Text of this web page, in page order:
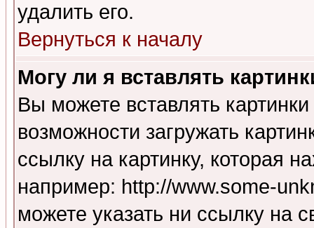
удалить его.
Вернуться к началу
Могу ли я вставлять
Вы можете вставлять
возможности загружать
ссылку на картинку, которая
например: http://www.some-
можете указать ни ссылку на